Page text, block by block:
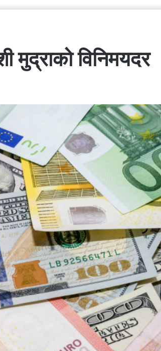
मुद्राको विनिमयदर